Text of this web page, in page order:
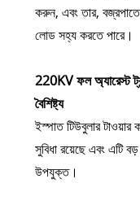
করুন, এবং তার,
লোড সহ্য করতে পারে।
220KV ফল অ্যারেস্ট
বৈশিষ্ট্য
ইস্পাত টিউবুলার
সুবিধা রয়েছে এবং এটি
উপযুক্ত।